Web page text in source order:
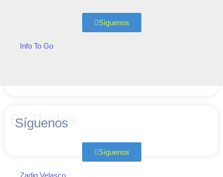
En Redes
Síguenos
Síguenos
Info To Go
Síguenos
Zadig Velasco